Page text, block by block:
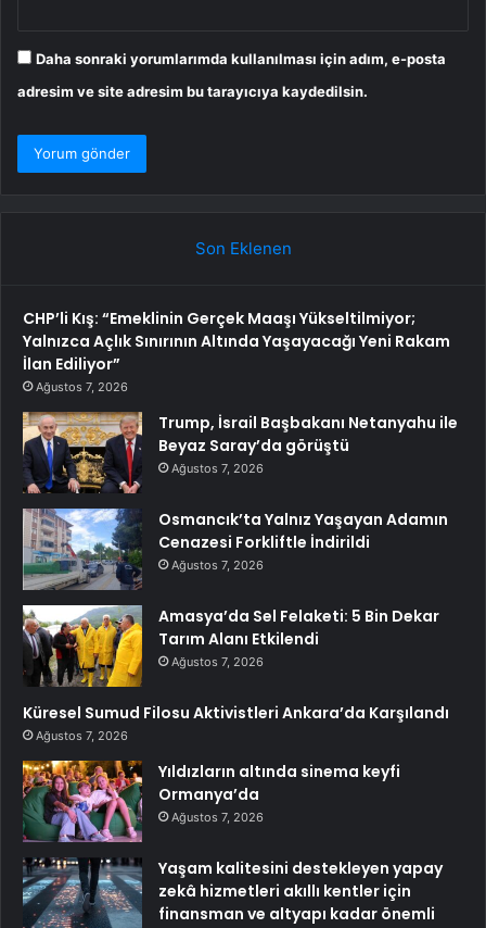
Daha sonraki yorumlarımda kullanılması için adım, e-posta
adresim ve site adresim bu tarayıcıya kaydedilsin.
Son Eklenen
CHP’li Kış: “Emeklinin Gerçek Maaşı Yükseltilmiyor;
Yalnızca Açlık Sınırının Altında Yaşayacağı Yeni Rakam
İlan Ediliyor”
Ağustos 7, 2026
Trump, İsrail Başbakanı Netanyahu ile
Beyaz Saray’da görüştü
Ağustos 7, 2026
Osmancık’ta Yalnız Yaşayan Adamın
Cenazesi Forkliftle İndirildi
Ağustos 7, 2026
Amasya’da Sel Felaketi: 5 Bin Dekar
Tarım Alanı Etkilendi
Ağustos 7, 2026
Küresel Sumud Filosu Aktivistleri Ankara’da Karşılandı
Ağustos 7, 2026
Yıldızların altında sinema keyfi
Ormanya’da
Ağustos 7, 2026
Yaşam kalitesini destekleyen yapay
zekâ hizmetleri akıllı kentler için
finansman ve altyapı kadar önemli